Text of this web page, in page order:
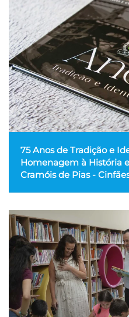
75 Anos de Tradição e
Homenagem à História
Cramóis de Pias -